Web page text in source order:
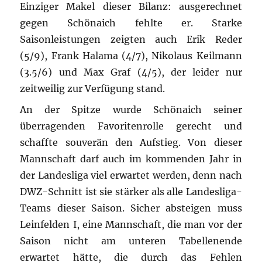
Einziger Makel dieser Bilanz: ausgerechnet
gegen Schönaich fehlte er. Starke
Saisonleistungen zeigten auch Erik Reder
(5/9), Frank Halama (4/7), Nikolaus Keilmann
(3.5/6) und Max Graf (4/5), der leider nur
zeitweilig zur Verfügung stand.
An der Spitze wurde Schönaich seiner
überragenden Favoritenrolle gerecht und
schaffte souverän den Aufstieg. Von dieser
Mannschaft darf auch im kommenden Jahr in
der Landesliga viel erwartet werden, denn nach
DWZ-Schnitt ist sie stärker als alle Landesliga-
Teams dieser Saison. Sicher absteigen muss
Leinfelden I, eine Mannschaft, die man vor der
Saison nicht am unteren Tabellenende
erwartet hätte, die durch das Fehlen